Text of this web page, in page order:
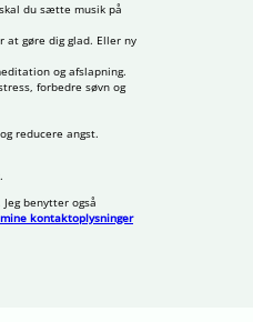
du sætte musik på
gøre dig glad. Eller ny
og afslapning.
forbedre søvn og
reducere angst.
benytter også
kontaktoplysninger